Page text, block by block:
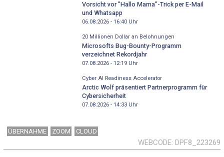
Vorsicht vor "Hallo Mama"-Trick per E-Mail
und Whatsapp
06.08.2026 - 16:40Uhr
20 Millionen Dollar an Belohnungen
Microsofts Bug-Bounty-Programm
verzeichnet Rekordjahr
07.08.2026 - 12:19Uhr
Cyber AI Readiness Accelerator
Arctic Wolf präsentiert Partnerprogramm für
Cybersicherheit
07.08.2026 - 14:33Uhr
ÜBERNAHME ZOOM CLOUD
WEBCODE DPF8_223269